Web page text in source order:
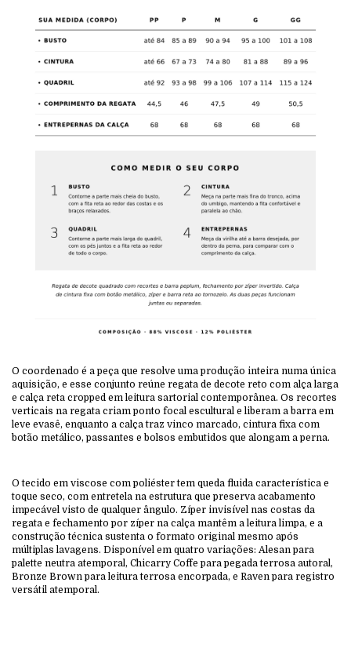
O coordenado é a peça que resolve uma produção inteira numa única
aquisição, e esse conjunto reúne regata de decote reto com alça larga
e calça reta cropped em leitura sartorial contemporânea. Os recortes
verticais na regata criam ponto focal escultural e liberam a barra em
leve evasê, enquanto a calça traz vinco marcado, cintura fixa com
botão metálico, passantes e bolsos embutidos que alongam a perna.
O tecido em viscose com poliéster tem queda fluida característica e
toque seco, com entretela na estrutura que preserva acabamento
impecável visto de qualquer ângulo. Zíper invisível nas costas da
regata e fechamento por zíper na calça mantêm a leitura limpa, e a
construção técnica sustenta o formato original mesmo após
múltiplas lavagens. Disponível em quatro variações: Alesan para
palette neutra atemporal, Chicarry Coffe para pegada terrosa autoral,
Bronze Brown para leitura terrosa encorpada, e Raven para registro
versátil atemporal.